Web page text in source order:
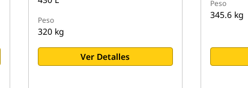
Peso
320 kg
Ver Detalles
Peso
345.6 kg